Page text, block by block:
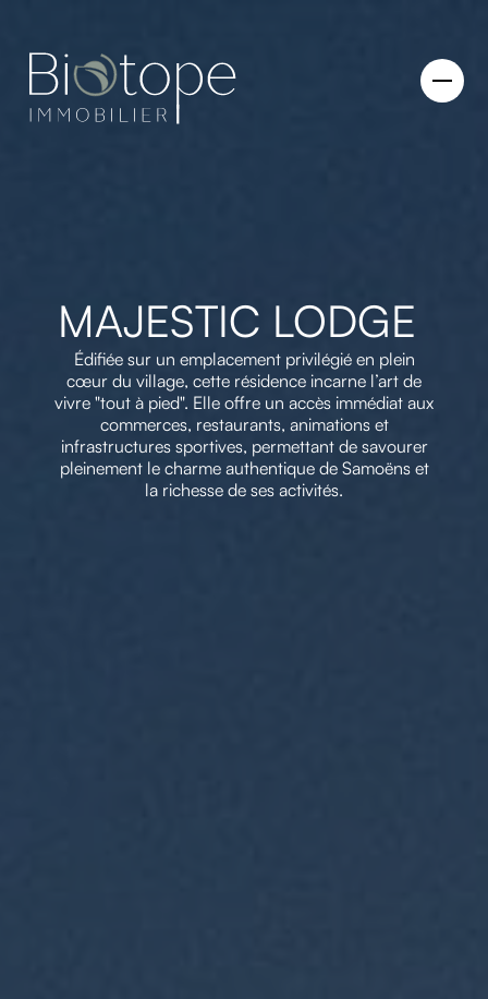
MAJESTIC LODGE
Édifiée sur un emplacement privilégié en plein
cœur du village, cette résidence incarne l’art de
vivre "tout à pied". Elle offre un accès immédiat aux
commerces, restaurants, animations et
infrastructures sportives, permettant de savourer
pleinement le charme authentique de Samoëns et
la richesse de ses activités.